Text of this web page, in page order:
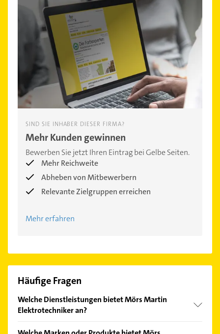
SIND SIE INHABER DIESER FIRMA?
Mehr Kunden gewinnen
Bewerben Sie jetzt Ihren Eintrag bei Gelbe Seiten.
Mehr Reichweite
Abheben von Mitbewerbern
Relevante Zielgruppen erreichen
Mehr erfahren
Häufige Fragen
Welche Dienstleistungen bietet Mörs Martin
Elektrotechniker an?